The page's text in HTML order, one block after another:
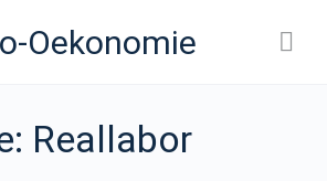
Oekonomie
Reallabor